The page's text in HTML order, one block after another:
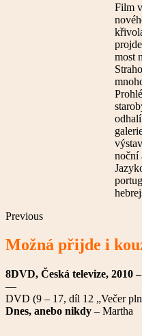
Film
most
noční
Previous
Možná přijde i
8DVD, Česká televize, 2010
—
DVD (9 – 17, díl 12 „Večer
Dnes, anebo nikdy – Martha